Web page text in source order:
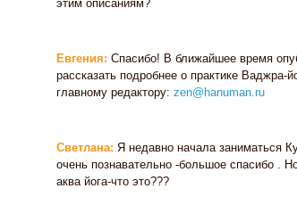
этим описаниям?
Евгения: Спасибо! В ближайшее время
рассказать подробнее о практике
главному редактору: zen@hanuman.ru
Светлана: Я недавно начала заниматься
очень познавательно -большое спасибо .
аква йога-что это???